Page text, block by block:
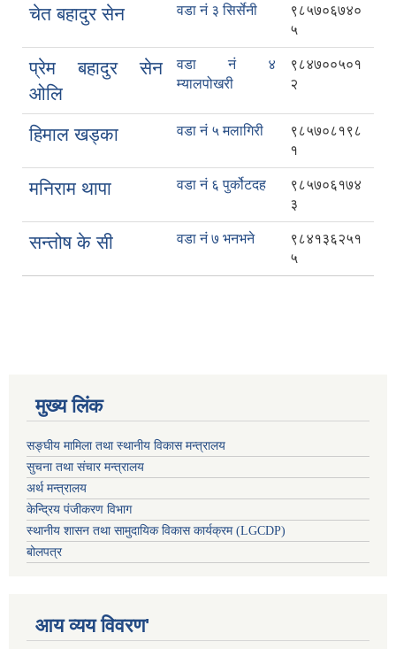
चेत बहादुर सेन वडा नं ३ सिर्सेनी
९८५७०६७४०
५
प्रेम बहादुर सेन
ओलि
वडा नं ४
म्यालपोखरी
९८४७००५०१
२
हिमाल खड्का वडा नं ५ मलागिरी
९८५७०८१९८
१
मनिराम थापा वडा नं ६ पुर्कोटदह
९८५७०६१७४
३
सन्तोष के सी वडा नं ७ भनभने
९८४१३६२५१
५
मुख्य लिंक
सङ्घीय मामिला तथा स्थानीय विकास मन्त्रालय
सुचना तथा संचार मन्त्रालय
अर्थ मन्त्रालय
केन्द्रिय पंजीकरण विभाग
स्थानीय शासन तथा सामुदायिक विकास कार्यक्रम (LGCDP)
बोलपत्र
आय व्यय विवरण'